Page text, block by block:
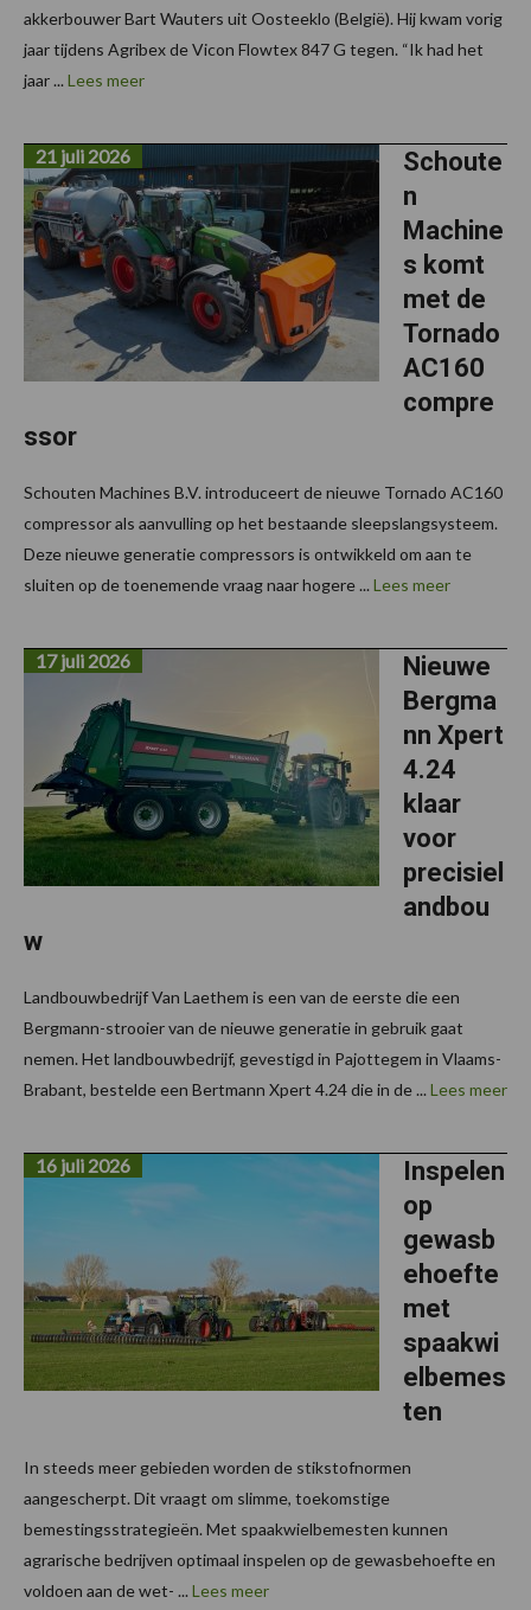
akkerbouwer Bart Wauters uit Oosteeklo (België). Hij kwam vorig
jaar tijdens Agribex de Vicon Flowtex 847 G tegen. “Ik had het
jaar ... Lees meer
Schoute
n
Machine
s komt
met de
Tornado
AC160
compre
ssor
21 juli 2026
Schouten Machines B.V. introduceert de nieuwe Tornado AC160
compressor als aanvulling op het bestaande sleepslangsysteem.
Deze nieuwe generatie compressors is ontwikkeld om aan te
sluiten op de toenemende vraag naar hogere ... Lees meer
Nieuwe
Bergma
nn Xpert
4.24
klaar
voor
precisiel
andbou
w
17 juli 2026
Landbouwbedrijf Van Laethem is een van de eerste die een
Bergmann-strooier van de nieuwe generatie in gebruik gaat
nemen. Het landbouwbedrijf, gevestigd in Pajottegem in Vlaams-
Brabant, bestelde een Bertmann Xpert 4.24 die in de ... Lees meer
Inspelen
op
gewasb
ehoefte
met
spaakwi
elbemes
ten
16 juli 2026
In steeds meer gebieden worden de stikstofnormen
aangescherpt. Dit vraagt om slimme, toekomstige
bemestingsstrategieën. Met spaakwielbemesten kunnen
agrarische bedrijven optimaal inspelen op de gewasbehoefte en
voldoen aan de wet- ... Lees meer